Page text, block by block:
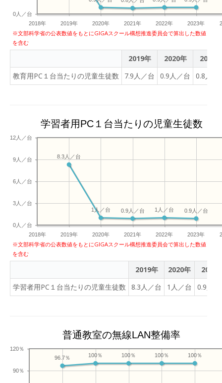
2018年 2019年 2020年 2021年 2022年 2023年
0人／台
※文部科学省の公表数値をもとにGIGAスクール構想推進委員会で算出した数値
を含む
2019年 2020年
2021年
教育用PC１台当たりの児童生徒数
7.9人／台 0.9人／台 0.8人／
学習者用PC１台当たりの児童生徒数
2018年 2019年 2020年 2021年 2022年 2023年
0人／台
3人／台
6人／台
9人／台
12人／台
0.9人／台
1人／台
0.9人／台
1人／台
8.3人／台
※文部科学省の公表数値をもとにGIGAスクール構想推進委員会で算出した数値
を含む
2019年 2020年
2021
学習者用PC１台当たりの児童生徒数
8.3人／台 1人／台 0.9人
普通教室の無線LAN整備率
90％
120％
100％
100％
100％
100％
96.7％